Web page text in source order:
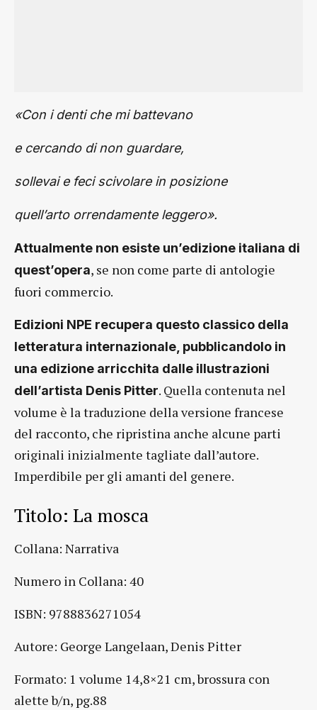
«Con i denti che mi battevano
e cercando di non guardare,
sollevai e feci scivolare in posizione
quell’arto orrendamente leggero».
Attualmente non esiste un’edizione italiana di
quest’opera, se non come parte di antologie
fuori commercio.
Edizioni NPE recupera questo classico della
letteratura internazionale, pubblicandolo in
una edizione arricchita dalle illustrazioni
dell’artista Denis Pitter. Quella contenuta nel
volume è la traduzione della versione francese
del racconto, che ripristina anche alcune parti
originali inizialmente tagliate dall’autore.
Imperdibile per gli amanti del genere.
Titolo: La mosca
Collana: Narrativa
Numero in Collana: 40
ISBN: 9788836271054
Autore: George Langelaan, Denis Pitter
Formato: 1 volume 14,8×21 cm, brossura con
alette b/n, pg.88